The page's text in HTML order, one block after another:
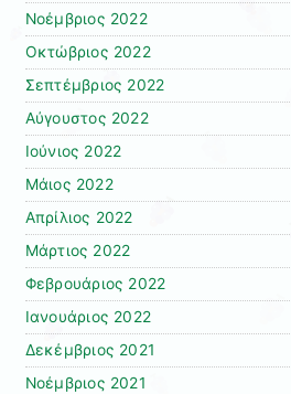
Νοέμβριος 2022
Οκτώβριος 2022
Σεπτέμβριος 2022
Αύγουστος 2022
Ιούνιος 2022
Μάιος 2022
Απρίλιος 2022
Μάρτιος 2022
Φεβρουάριος 2022
Ιανουάριος 2022
Δεκέμβριος 2021
Νοέμβριος 2021